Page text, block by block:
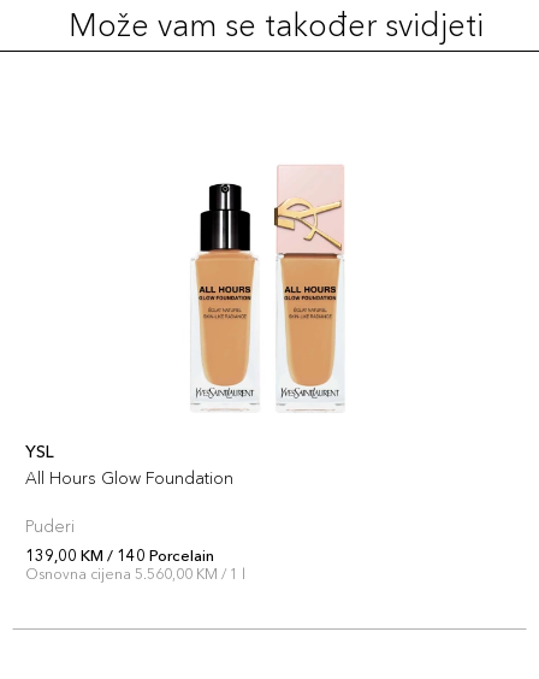
Može vam se također svidjeti
YSL
All Hours Glow Foundation
Puderi
139,00 KM / 140 Porcelain
Osnovna cijena 5.560,00 KM / 1 l